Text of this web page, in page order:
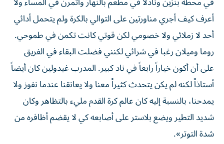
أعرف كيف أجري مناورتين على التوالي بالكرة ولم يتحمل أدائي
أحد لا زملائي ولا خصومي لكن قوتي كانت تكمن في طموحي.
روما وميلان رغبا في شرائي لكنني فضلت البقاء في الفريق
على أن أكون خياراً رابعاً في ناد كبير. المدرب غيدولين كان أيضاً
أستاذاً لكنه لم يكن يتحدث كثيراً معنا ولا يعانقنا عندما نفوز ولا
يمدحنا، بالنسبة إليه كان عالم كرة القدم مليء بالتظاهر وكان
شديد التطير ويضع بلاستر على أصابعه كي لا يقضم أظافره من
شدة التوتر».